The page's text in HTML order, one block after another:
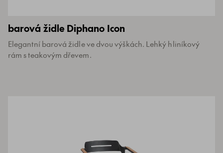
barová židle Diphano Icon
Elegantní barová židle ve dvou výškách. Lehký hliníkový
rám s teakovým dřevem.